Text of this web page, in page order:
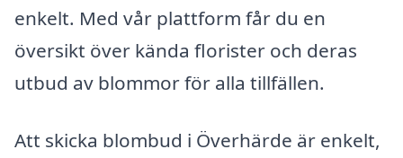
enkelt. Med vår plattform får du en
översikt över kända florister och deras
utbud av blommor för alla tillfällen.
Att skicka blombud i Överhärde är enkelt,